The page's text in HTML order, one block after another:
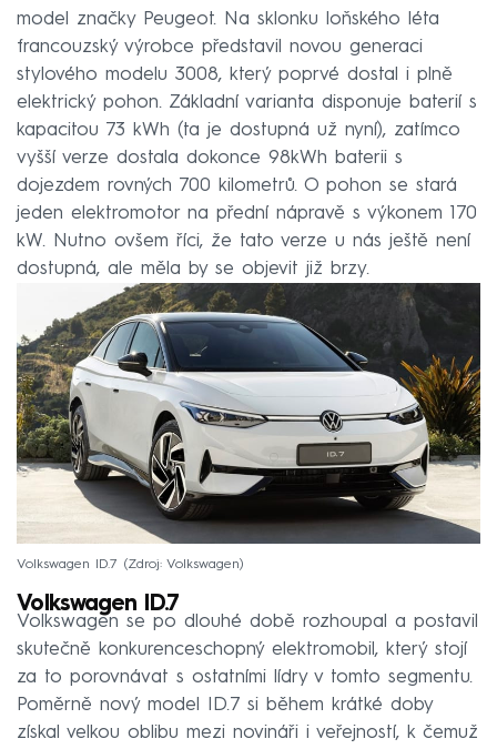
model značky Peugeot. Na sklonku loňského léta
francouzský výrobce představil novou generaci
stylového modelu 3008, který poprvé dostal i plně
elektrický pohon. Základní varianta disponuje baterií s
kapacitou 73 kWh (ta je dostupná už nyní), zatímco
vyšší verze dostala dokonce 98kWh baterii s
dojezdem rovných 700 kilometrů. O pohon se stará
jeden elektromotor na přední nápravě s výkonem 170
kW. Nutno ovšem říci, že tato verze u nás ještě není
dostupná, ale měla by se objevit již brzy.
Volkswagen ID.7 Zdroj: Volkswagen
Volkswagen ID.7
Volkswagen se po dlouhé době rozhoupal a postavil
skutečně konkurenceschopný elektromobil, který stojí
za to porovnávat s ostatními lídry v tomto segmentu.
Poměrně nový model ID.7 si během krátké doby
získal velkou oblibu mezi novináři i veřejností, k čemuž